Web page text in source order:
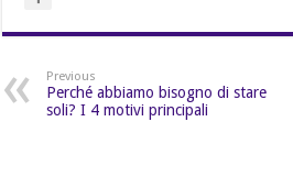
Previous
Perché abbiamo bisogno di stare
soli? I 4 motivi principali